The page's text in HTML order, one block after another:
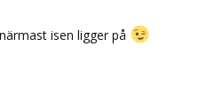
isen ligger på